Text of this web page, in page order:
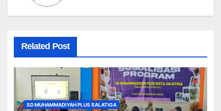
Related Post
SD MUHAMMADIYAH PLUS SALATIGA